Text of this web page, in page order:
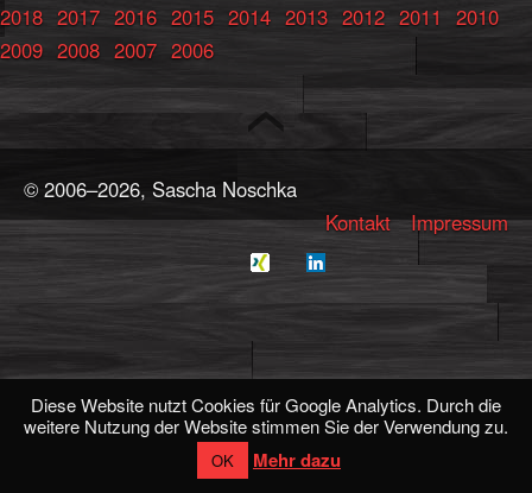
2018 2017 2016 2015 2014 2013 2012 2011
2010
2009 2008 2007 2006
© 2006–2026, Sascha Noschka
Kontakt
Impressum
Diese Website nutzt Cookies für Google Analytics. Durch die
weitere Nutzung der Website stimmen Sie der Verwendung zu.
OK Mehr dazu